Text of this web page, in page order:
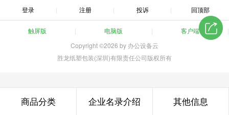
登录 注册 投诉 回顶部
触屏版 电脑版
客户端
Copyright ©2026 by 办公设备云
胜龙纸塑包装(深圳)有限责任公司版权所有
商品分类 企业名录介绍 其他信息